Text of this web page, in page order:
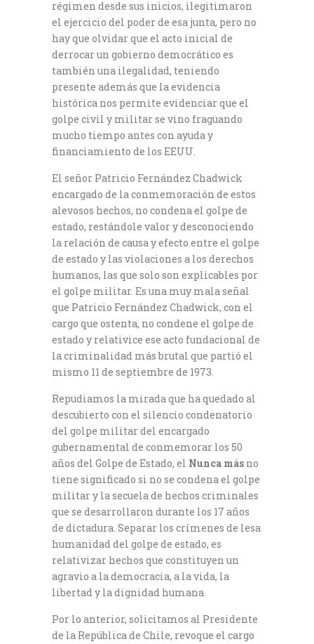
régimen desde sus inicios, ilegitimaron
el ejercicio del poder de esa junta, pero no
hay que olvidar que el acto inicial de
derrocar un gobierno democrático es
también una ilegalidad, teniendo
presente además que la evidencia
histórica nos permite evidenciar que el
golpe civil y militar se vino fraguando
mucho tiempo antes con ayuda y
financiamiento de los EEUU.
El señor Patricio Fernández Chadwick
encargado de la conmemoración de estos
alevosos hechos, no condena el golpe de
estado, restándole valor y desconociendo
la relación de causa y efecto entre el golpe
de estado y las violaciones a los derechos
humanos, las que solo son explicables por
el golpe militar. Es una muy mala señal
que Patricio Fernández Chadwick, con el
cargo que ostenta, no condene el golpe de
estado y relativice ese acto fundacional de
la criminalidad más brutal que partió el
mismo 11 de septiembre de 1973.
Repudiamos la mirada que ha quedado al
descubierto con el silencio condenatorio
del golpe militar del encargado
gubernamental de conmemorar los 50
años del Golpe de Estado, el Nunca más no
tiene significado si no se condena el golpe
militar y la secuela de hechos criminales
que se desarrollaron durante los 17 años
de dictadura. Separar los crímenes de lesa
humanidad del golpe de estado, es
relativizar hechos que constituyen un
agravio a la democracia, a la vida, la
libertad y la dignidad humana.
Por lo anterior, solicitamos al Presidente
de la República de Chile, revoque el cargo